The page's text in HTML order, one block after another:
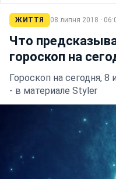
ЖИТТЯ 08 липня 2018 ·
Что
гороскоп на
Гороскоп на сегодня, 8
- в материале Styler